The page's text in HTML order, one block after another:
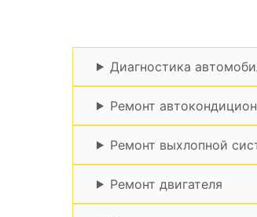
Диагностика
Ремонт
Ремонт выхлопной
Ремонт двигателя